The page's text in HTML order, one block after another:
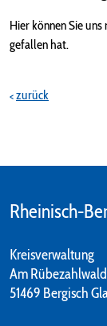
Hier können Sie
gefallen hat.
zurück
Rheinisch-
Kreisverwaltung
Am
51469 Bergisch